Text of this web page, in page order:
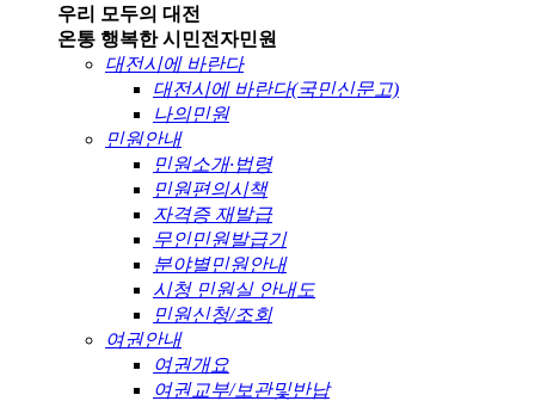
우리 모두의 대전
온통 행복한 시민전자민원
대전시에 바란다
대전시에 바란다(국민신문고)
나의민원
민원안내
민원소개·법령
민원편의시책
자격증 재발급
무인민원발급기
분야별민원안내
시청 민원실 안내도
민원신청/조회
여권안내
여권개요
여권교부/보관및반납